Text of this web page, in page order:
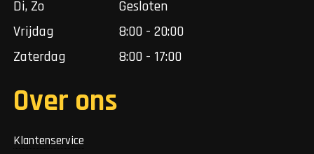
Di, Zo
Gesloten
Vrijdag
8:00 - 20:00
Zaterdag
8:00 - 17:00
Over ons
Klantenservice